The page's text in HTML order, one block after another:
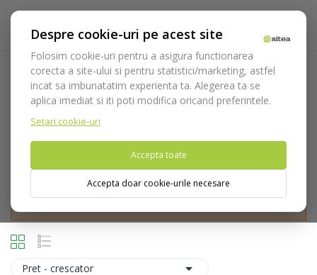
Despre cookie-uri pe acest site
Folosim cookie-uri pentru a asigura functionarea
corecta a site-ului si pentru statistici/marketing, astfel
incat sa imbunatatim experienta ta. Alegerea ta se
aplica imediat si iti poti modifica oricand preferintele.
Setari cookie-uri
Accepta toate
Accepta doar cookie-urile necesare
Prismatice
Acasa Optica Lupe Prismatice
Nu puteti plasa comenzi din tara din care accesati website-ul
Pret - crescator 